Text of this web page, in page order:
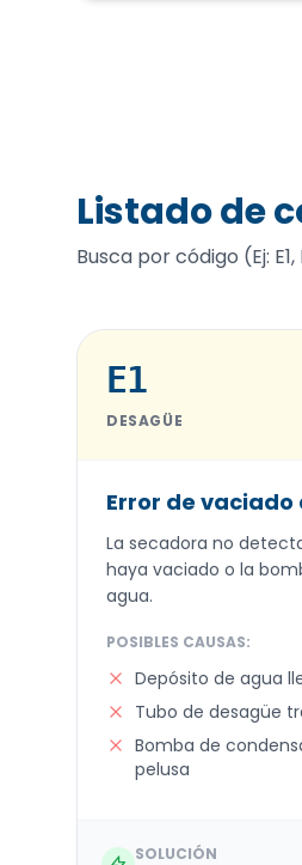
Listado de
Busca por código (Ej:
E1
DESAGÜE
Error de
La secadora no
haya vaciado o la
agua.
POSIBLES CAUSAS:
Depósito de agua
Tubo de desagüe
Bomba de
pelusa
SOLUCIÓN